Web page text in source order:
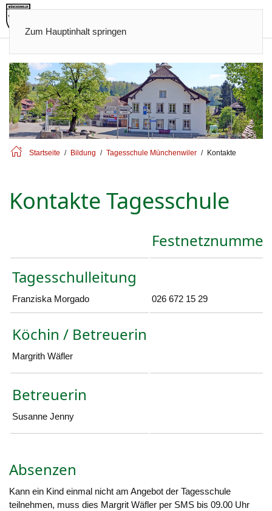
Zum Hauptinhalt springen
Startseite Bildung Tagesschule Münchenwiler Kontakte
Kontakte Tagesschule
Festnetznummer
Tagesschulleitung
Franziska Morgado 026 672 15 29
Köchin / Betreuerin
Margrith Wäfler
Betreuerin
Susanne Jenny
Absenzen
Kann ein Kind einmal nicht am Angebot der Tagesschule
teilnehmen, muss dies Margrit Wäfler per SMS bis 09.00 Uhr